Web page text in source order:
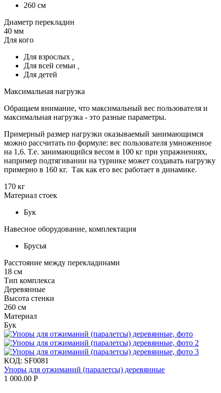
260 см
Диаметр перекладин
40 мм
Для кого
Для взрослых
Для всей семьи
Для детей
Максимальная нагрузка
Обращаем внимание, что максимальный вес пользователя и
максимальная нагрузка - это разные параметры.
Примерный размер нагрузки оказываемый занимающимся
можно рассчитать по формуле: вес пользователя умноженное
на 1,6. Т.е. занимающийся весом в 100 кг при упражнениях,
например подтягивании на турнике может создавать нагрузку
примерно в 160 кг. Так как его вес работает в динамике.
170 кг
Материал стоек
Бук
Навесное оборудование, комплектация
Брусья
Расстояние между перекладинами
18 см
Тип комплекса
Деревянные
Высота стенки
260 см
Материал
Бук
КОД: SF0081
Упоры для отжиманий (паралетсы) деревянные
1 000.00 Р